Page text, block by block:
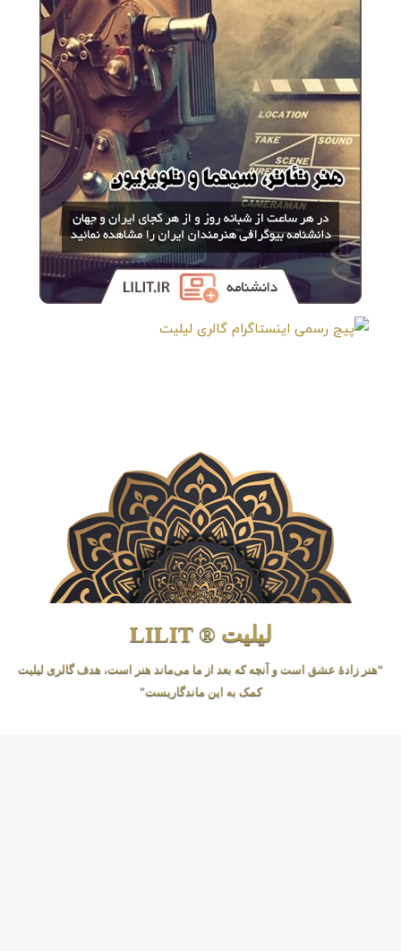
لیلیت ® LILIT
“هنر زادهٔ عشق است و آنچه که بعد از ما می‌ماند هنر است، هدف گالری لیلیت
کمک به این ماندگاریست”